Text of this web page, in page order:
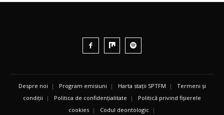
Despre noi | Program emisiuni | Harta stații SPTFM | Termeni și
condiții | Politica de confidențialitate | Politică privind fișierele
cookies | Codul deontologic |